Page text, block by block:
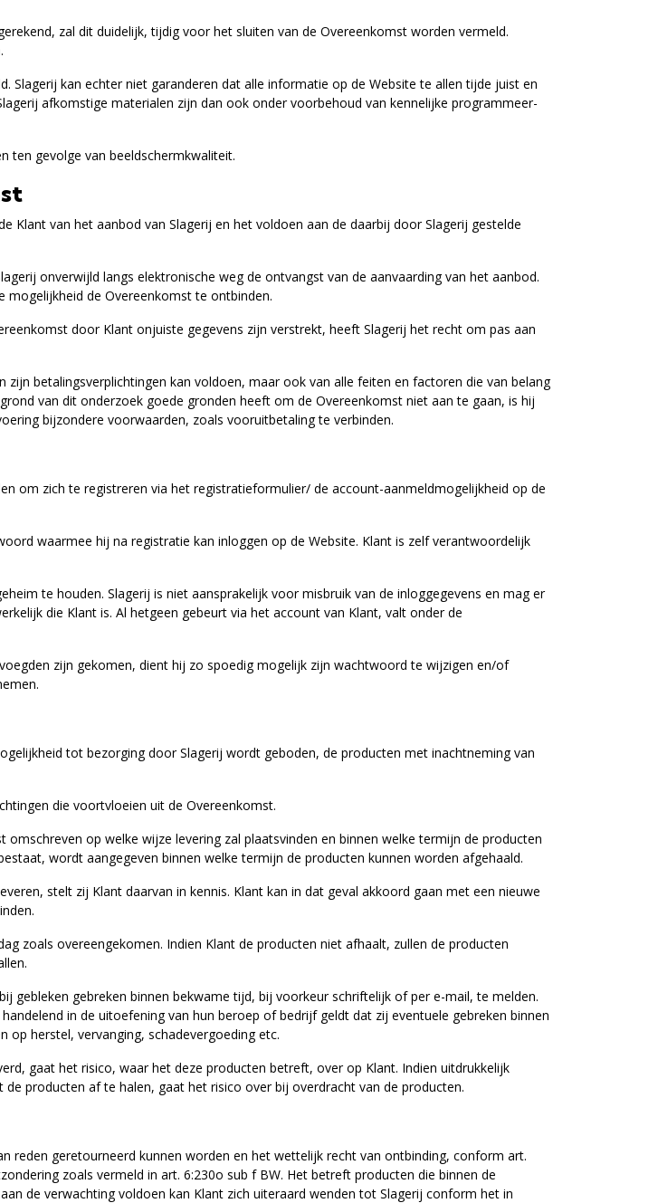
zal dit duidelijk, tijdig voor het sluiten van de Overeenkomst worden vermeld.
Slagerij kan echter niet garanderen dat alle informatie op de Website te allen tijde juist en
afkomstige materialen zijn dan ook onder voorbehoud van kennelijke programmeer-
ten gevolge van beeldschermkwaliteit.
van het aanbod van Slagerij en het voldoen aan de daarbij door Slagerij gestelde
onverwijld langs elektronische weg de ontvangst van de aanvaarding van het aanbod.
mogelijkheid de Overeenkomst te ontbinden.
door Klant onjuiste gegevens zijn verstrekt, heeft Slagerij het recht om pas aan
betalingsverplichtingen kan voldoen, maar ook van alle feiten en factoren die van belang
van dit onderzoek goede gronden heeft om de Overeenkomst niet aan te gaan, is hij
bijzondere voorwaarden, zoals vooruitbetaling te verbinden.
om zich te registreren via het registratieformulier/ de account-aanmeldmogelijkheid op de
waarmee hij na registratie kan inloggen op de Website. Klant is zelf verantwoordelijk
te houden. Slagerij is niet aansprakelijk voor misbruik van de inloggegevens en mag er
die Klant is. Al hetgeen gebeurt via het account van Klant, valt onder de
zijn gekomen, dient hij zo spoedig mogelijk zijn wachtwoord te wijzigen en/of
tot bezorging door Slagerij wordt geboden, de producten met inachtneming van
die voortvloeien uit de Overeenkomst.
op welke wijze levering zal plaatsvinden en binnen welke termijn de producten
wordt aangegeven binnen welke termijn de producten kunnen worden afgehaald.
stelt zij Klant daarvan in kennis. Klant kan in dat geval akkoord gaan met een nieuwe
zoals overeengekomen. Indien Klant de producten niet afhaalt, zullen de producten
gebleken gebreken binnen bekwame tijd, bij voorkeur schriftelijk of per e-mail, te melden.
in de uitoefening van hun beroep of bedrijf geldt dat zij eventuele gebreken binnen
op herstel, vervanging, schadevergoeding etc.
gaat het risico, waar het deze producten betreft, over op Klant. Indien uitdrukkelijk
producten af te halen, gaat het risico over bij overdracht van de producten.
reden geretourneerd kunnen worden en het wettelijk recht van ontbinding, conform art.
zoals vermeld in art. 6:230o sub f BW. Het betreft producten die binnen de
de verwachting voldoen kan Klant zich uiteraard wenden tot Slagerij conform het in